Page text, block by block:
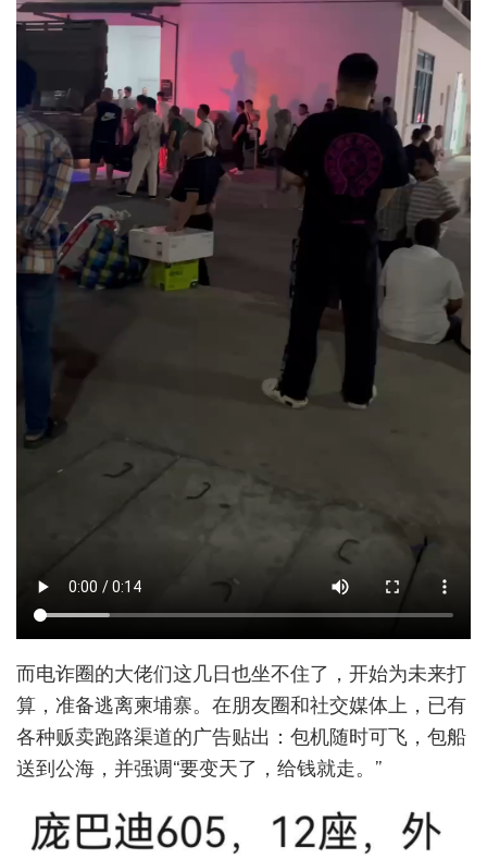
而电诈圈的大佬们这几日也坐不住了，开始为未来打
算，准备逃离柬埔寨。在朋友圈和社交媒体上，已有
各种贩卖跑路渠道的广告贴出：包机随时可飞，包船
送到公海，并强调“要变天了，给钱就走。”